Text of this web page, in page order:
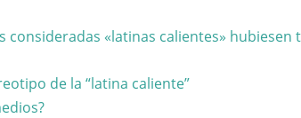
consideradas «latinas calientes»
de la “latina caliente”